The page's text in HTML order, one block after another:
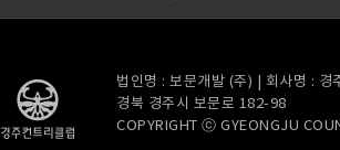
법인명 : 보문개발 (주) | 회사명 :
경북 경주시 보문로 182-98
COPYRIGHT ⓒ GYEONGJU